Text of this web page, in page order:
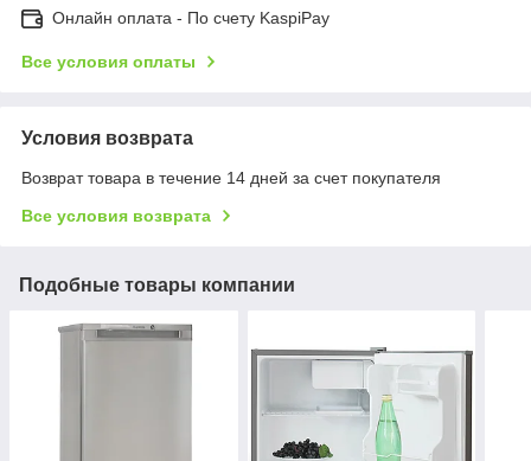
Онлайн оплата - По счету KaspiPay
Все условия оплаты
Условия возврата
Возврат товара в течение 14 дней за счет покупателя
Все условия возврата
Подобные товары компании